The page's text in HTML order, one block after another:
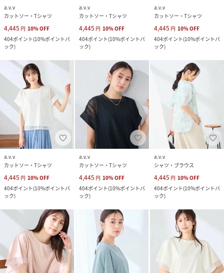
a.v.v
カットソー・Tシャツ
4,445 円 10%OFF
404ポイント(10%ポイントバ
ック)
a.v.v
カットソー・Tシャツ
4,445 円 10%OFF
404ポイント(10%ポイントバ
ック)
a.v.v
カットソー・Tシャツ
4,445 円 10%OFF
404ポイント(10%ポイントバ
ック)
a.v.v
カットソー・Tシャツ
4,445 円 10%OFF
404ポイント(10%ポイントバ
ック)
a.v.v
カットソー・Tシャツ
4,445 円 10%OFF
404ポイント(10%ポイントバ
ック)
a.v.v
シャツ・ブラウス
4,445 円 10%OFF
404ポイント(10%ポイントバ
ック)